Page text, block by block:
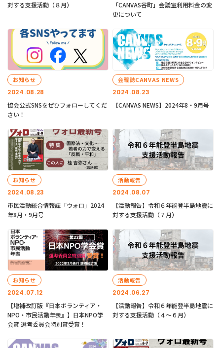
対する支援活動（８月）
「CANVAS谷町」会議室利用料金の変
更について
2024.08.28
お知らせ
協会公式SNSをぜひフォローしてくだ
さい！
2024.08.23
会報誌CANVAS NEWS
【CANVAS NEWS】2024年8・9月号
2024.08.23
お知らせ
市民活動総合情報誌「ウォロ」2024
年8月・9月号
2024.08.07
活動報告
【活動報告】令和６年能登半島地震に
対する支援活動（７月）
2024.07.12
お知らせ
【増補改訂版『日本ボランティア・
NPO・市民活動年表』】日本NPO学
会賞 選考委員会特別賞受賞！
2024.06.27
活動報告
【活動報告】令和６年能登半島地震に
対する支援活動（４〜６月）